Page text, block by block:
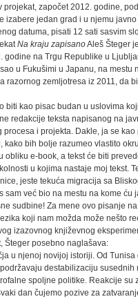
projekat, započet 2012. godine,
izabere jedan grad i u njemu
datuma, pisati 12 sati sasvim
Na kraju zapisanoAleš Šteger
godine na Trgu Republike u
u Fukušimi u Japanu, na mestu
razornog zemljotresa iz 2011, da
biti kao pisac budan u uslovima
redakcije teksta napisanog na
i projekta. Dakle, ja se
bih bolje razumeo vlastito
e-book, a tekst će biti
u kojima nastaje moj tekst.
jeste tekuća migracija sa
već bio na mestu na kome ću
sudbine! Za mene ovo pisanje
koji nam možda može nešto
izazovnog književnog
Šteger posebno naglašava:
u njenoj novijoj istoriji. Od Tunisa
destabilizaciju susednih
spoljne politike. Reakcije su
dan čujemo pozive za